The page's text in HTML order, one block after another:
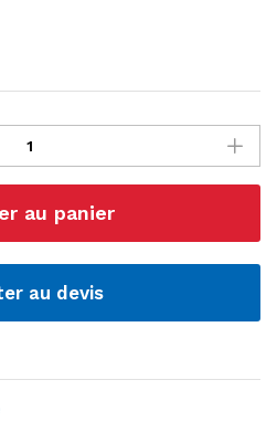
au panier
au devis